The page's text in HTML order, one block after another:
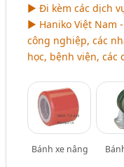
► Đi kèm các dịch
► Haniko Việt Nam
công nghiệp, các
học, bệnh viện,
Bánh xe nâng